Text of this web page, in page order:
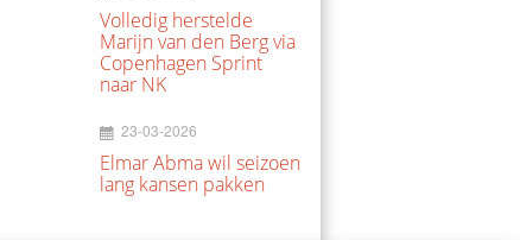
Volledig herstelde
Marijn van den Berg via
Copenhagen Sprint
naar NK
23-03-2026
Elmar Abma wil seizoen
lang kansen pakken